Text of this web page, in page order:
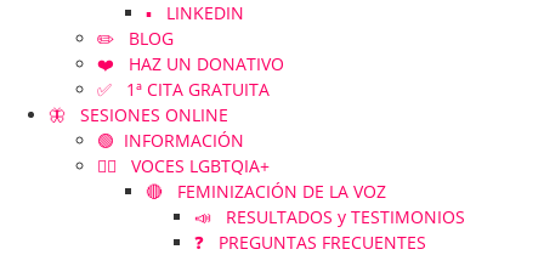
▪️ LINKEDIN
✏️ BLOG
❤️ HAZ UN DONATIVO
✅ 1ª CITA GRATUITA
🦋 SESIONES ONLINE
🟢 INFORMACIÓN
🏳️‍🌈 VOCES LGBTQIA+
🔴 FEMINIZACIÓN DE LA VOZ
📣 RESULTADOS y TESTIMONIOS
❓ PREGUNTAS FRECUENTES